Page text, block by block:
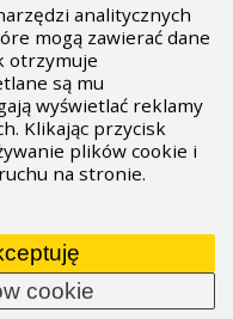
analitycznych
mogą zawierać dane
otrzymuje
są mu
wyświetlać reklamy
Klikając przycisk
plików cookie i
na stronie.
cookie